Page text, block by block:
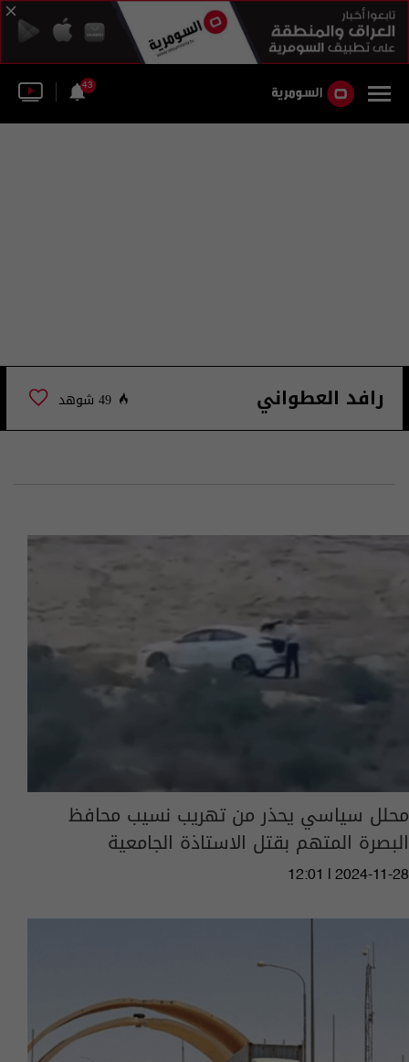
43
رافد العطواني 49 شوهد
محلل سياسي يحذر من تهريب نسيب محافظ
البصرة المتهم بقتل الاستاذة الجامعية
12:01 | 2024-11-28